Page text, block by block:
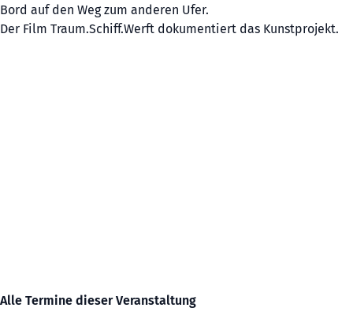
Bord auf den Weg zum anderen Ufer.
Der Film Traum.Schiff.Werft dokumentiert das Kunstprojekt.
Alle Termine dieser Veranstaltung